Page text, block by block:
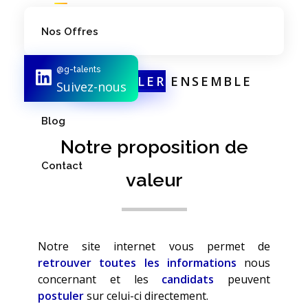
Nos Offres
Notre Équipe
Blog
Contact
@g-talents
Suivez-nous
TRAVAILLER ENSEMBLE
Notre proposition de
valeur
Notre site internet vous permet de
retrouver toutes les informations nous
concernant et les
candidats
peuvent
postulersur celui-ci directement.